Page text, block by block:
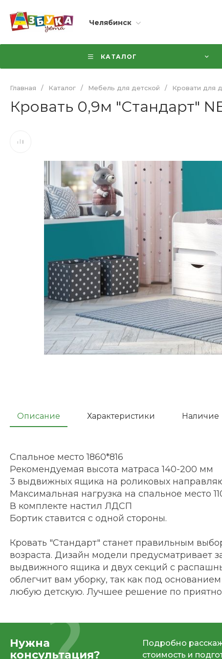
Челябинск
КАТАЛОГ
Главная / Каталог / Мебель для детской / Кровати для
Кровать 0,9м "Стандарт"
Описание Характеристики Наличие
Спальное место 1860*816
Рекомендуемая высота матраса 140-200 мм
3 выдвижных ящика на роликовых
Максимальная нагрузка на спальное место
В комплекте настил ЛДСП
Бортик ставится с одной стороны.
Кровать "Стандарт" станет правильным
возраста. Дизайн модели предусматривает
выдвижного ящика и двух секций с
облегчит вам уборку, так как под
любую детскую. Лучшее решение по
Нужна
консультация?
Подробно
стоимость и